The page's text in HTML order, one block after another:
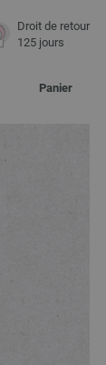
Droit de retour
125 jours
Panier